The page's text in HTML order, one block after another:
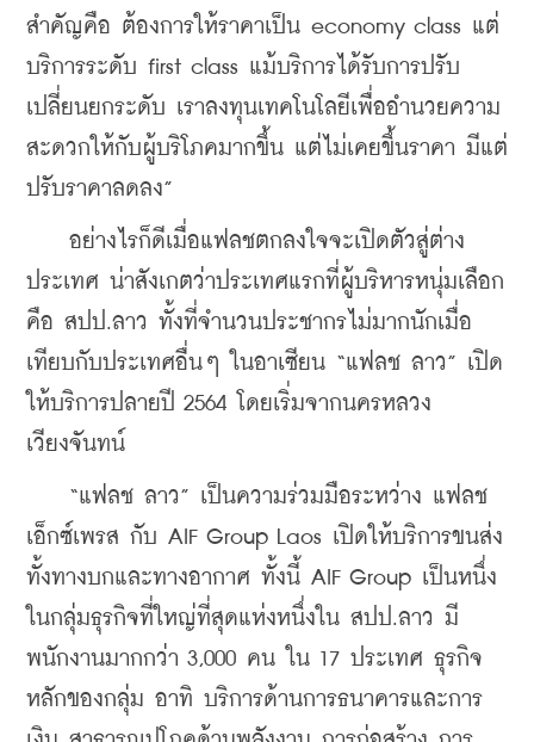
สำคัญคือ ต้องการให้ราคาเป็น economy class แต่
บริการระดับ first class แม้บริการได้รับการปรับ
เปลี่ยนยกระดับ เราลงทุนเทคโนโลยีเพื่ออำนวยความ
สะดวกให้กับผู้บริโภคมากขึ้น แต่ไม่เคยขึ้นราคา มีแต่
ปรับราคาลดลง”
อย่างไรก็ดีเมื่อแฟลชตกลงใจจะเปิดตัวสู่ต่าง
ประเทศ น่าสังเกตว่าประเทศแรกที่ผู้บริหารหนุ่มเลือก
คือ สปป.ลาว ทั้งที่จำนวนประชากรไม่มากนักเมื่อ
เทียบกับประเทศอื่นๆ ในอาเซียน “แฟลช ลาว” เปิด
ให้บริการปลายปี 2564 โดยเริ่มจากนครหลวง
เวียงจันทน์
“แฟลช ลาว” เป็นความร่วมมือระหว่าง แฟลช
เอ็กซ์เพรส กับ AIF Group Laos เปิดให้บริการขนส่ง
ทั้งทางบกและทางอากาศ ทั้งนี้ AIF Group เป็นหนึ่ง
ในกลุ่มธุรกิจที่ใหญ่ที่สุดแห่งหนึ่งใน สปป.ลาว มี
พนักงานมากกว่า 3,000 คน ใน 17 ประเทศ ธุรกิจ
หลักของกลุ่ม อาทิ บริการด้านการธนาคารและการ